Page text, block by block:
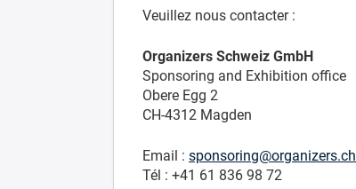
Veuillez nous contacter :
Organizers Schweiz GmbH
Sponsoring and Exhibition office
Obere Egg 2
CH-4312 Magden
Email : sponsoring@organizers.ch
Tél : +41 61 836 98 72